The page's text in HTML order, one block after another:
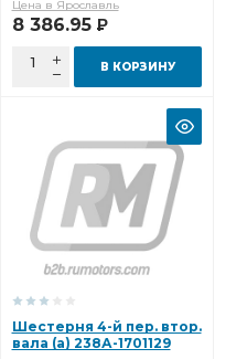
Цена в Ярославль
8 386.95 Р
В КОРЗИНУ
Шестерня 4-й пер. втор.
вала (а) 238А-1701129